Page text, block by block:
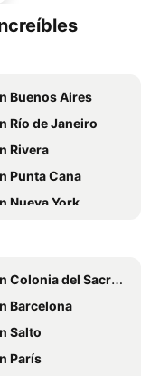
Buenos Aires
Río de Janeiro
Rivera
Punta Cana
Nueva York
Aruba
del Sacramento
Barcelona
Salto
París